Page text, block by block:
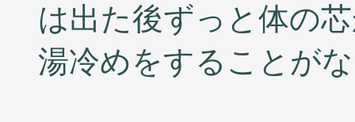
は出た後ずっと体の
湯冷めをすることが